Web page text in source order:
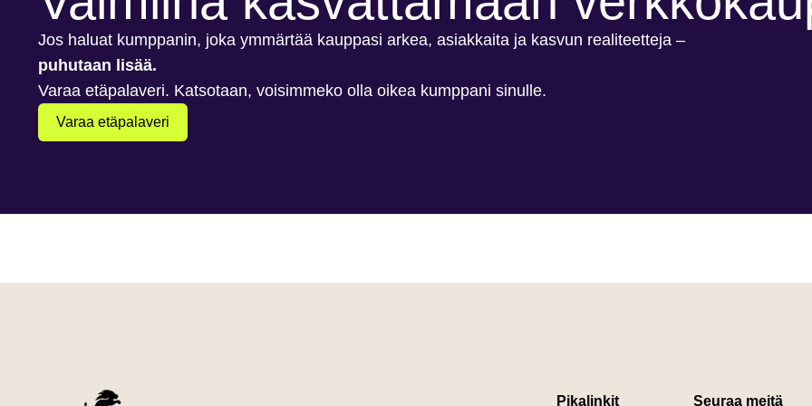
Jos haluat kumppanin, joka ymmärtää kauppasi arkea, asiakkaita ja kasvun realiteetteja –
puhutaan lisää.
Varaa etäpalaveri. Katsotaan, voisimmeko olla oikea kumppani sinulle.
Varaa etäpalaveri
Pikalinkit Seuraa meitä